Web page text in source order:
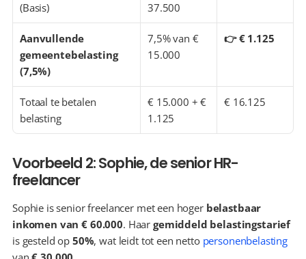
(Basis) 37.500
Aanvullende
gemeentebelasting
(7,5%)
7,5% van €
15.000
👉 € 1.125
Totaal te betalen
belasting
€ 15.000 + €
1.125
€ 16.125
Voorbeeld 2: Sophie, de senior HR-
freelancer
Sophie is senior freelancer met een hoger belastbaar
inkomen van € 60.000. Haar gemiddeld belastingstarief
is gesteld op 50%, wat leidt tot een netto personenbelasting